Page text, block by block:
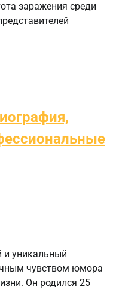
заражения среди
уникальный
чувством юмора
Он родился 25